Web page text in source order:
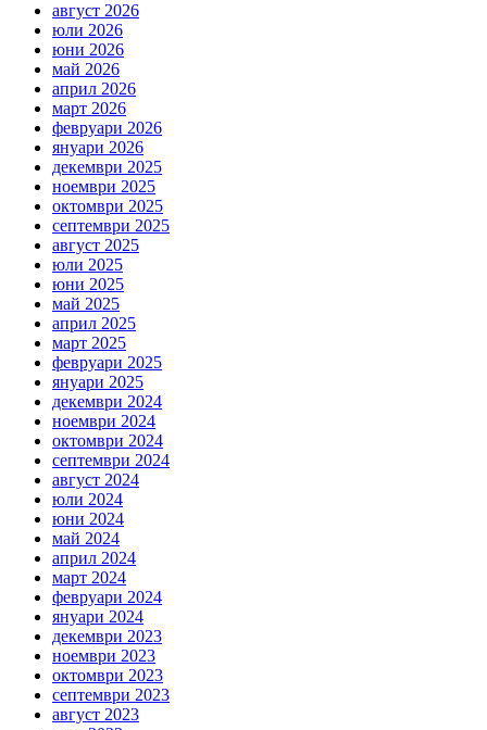
август 2026
юли 2026
юни 2026
май 2026
април 2026
март 2026
февруари 2026
януари 2026
декември 2025
ноември 2025
октомври 2025
септември 2025
август 2025
юли 2025
юни 2025
май 2025
април 2025
март 2025
февруари 2025
януари 2025
декември 2024
ноември 2024
октомври 2024
септември 2024
август 2024
юли 2024
юни 2024
май 2024
април 2024
март 2024
февруари 2024
януари 2024
декември 2023
ноември 2023
октомври 2023
септември 2023
август 2023